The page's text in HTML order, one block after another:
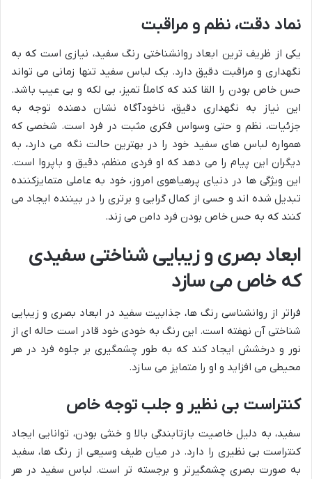
نماد دقت، نظم و مراقبت
یکی از ظریف ترین ابعاد روانشناختی رنگ سفید، نیازی است که به
نگهداری و مراقبت دقیق دارد. یک لباس سفید تنها زمانی می تواند
حس خاص بودن را القا کند که کاملاً تمیز، بی لکه و بی عیب باشد.
این نیاز به نگهداری دقیق، ناخودآگاه نشان دهنده توجه به
جزئیات، نظم و حتی وسواس فکری مثبت در فرد است. شخصی که
همواره لباس های سفید خود را در بهترین حالت نگه می دارد، به
دیگران این پیام را می دهد که او فردی منظم، دقیق و باپروا است.
این ویژگی ها در دنیای پرهیاهوی امروز، خود به عاملی متمایزکننده
تبدیل شده اند و حسی از کمال گرایی و برتری را در بیننده ایجاد می
کنند که به حس خاص بودن فرد دامن می زند.
ابعاد بصری و زیبایی شناختی سفیدی
که خاص می سازد
فراتر از روانشناسی رنگ ها، جذابیت سفید در ابعاد بصری و زیبایی
شناختی آن نهفته است. این رنگ به خودی خود قادر است حاله ای از
نور و درخشش ایجاد کند که به طور چشمگیری بر جلوه فرد در هر
محیطی می افزاید و او را متمایز می سازد.
کنتراست بی نظیر و جلب توجه خاص
سفید، به دلیل خاصیت بازتابندگی بالا و خنثی بودن، توانایی ایجاد
کنتراست بی نظیری را دارد. در میان طیف وسیعی از رنگ ها، سفید
به صورت بصری چشمگیرتر و برجسته تر است. لباس سفید در هر